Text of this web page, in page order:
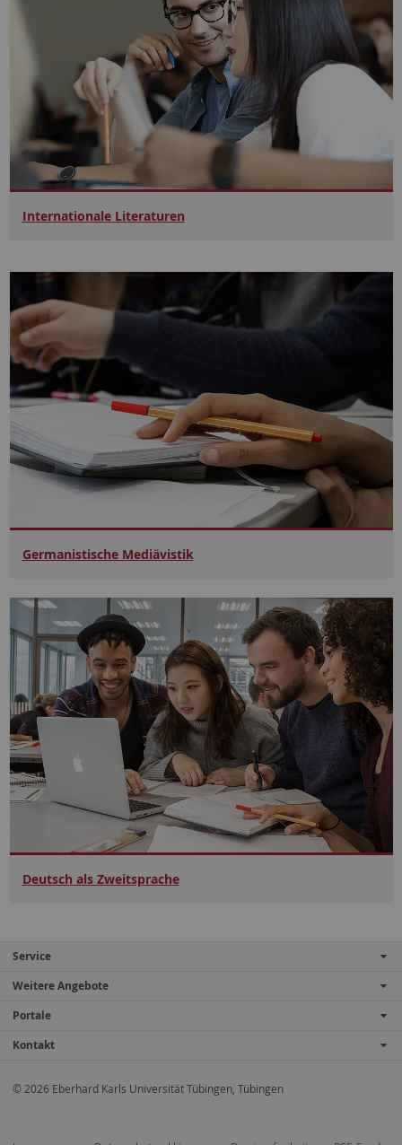
Internationale Literaturen
Germanistische Mediävistik
Deutsch als Zweitsprache
Service
Weitere Angebote
Portale
Kontakt
© 2026 Eberhard Karls Universität Tübingen, Tübingen